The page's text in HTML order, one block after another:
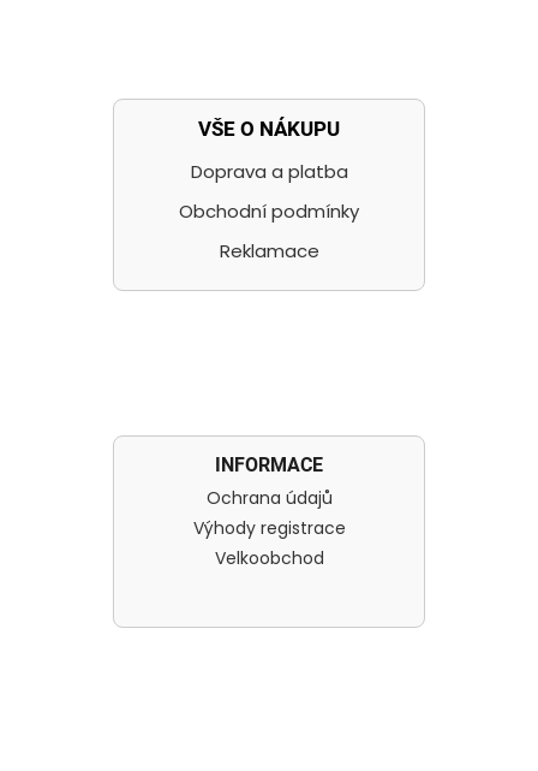
VŠE O NÁKUPU
Doprava a platba
Obchodní podmínky
Reklamace
INFORMACE
Ochrana údajů
Výhody registrace
Velkoobchod